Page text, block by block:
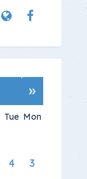
«
Mon
Tue
3
4